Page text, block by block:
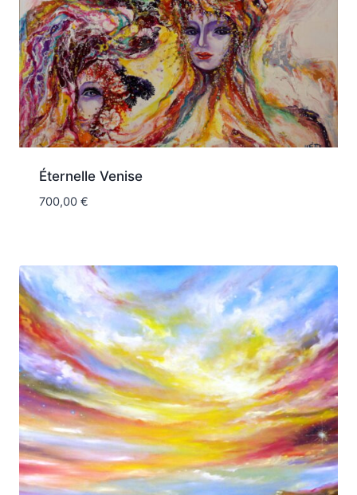
Éternelle Venise
700,00 €